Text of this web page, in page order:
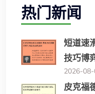
热门新闻
短道速
技巧博
2026-
皮克福